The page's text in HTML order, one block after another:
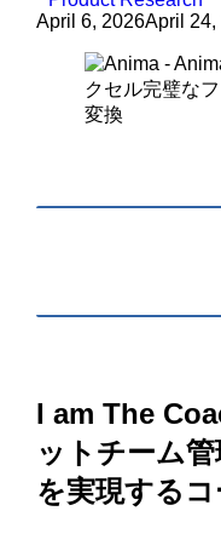
April 6, 2026April 24,
I am The
ットチーム
を実現する